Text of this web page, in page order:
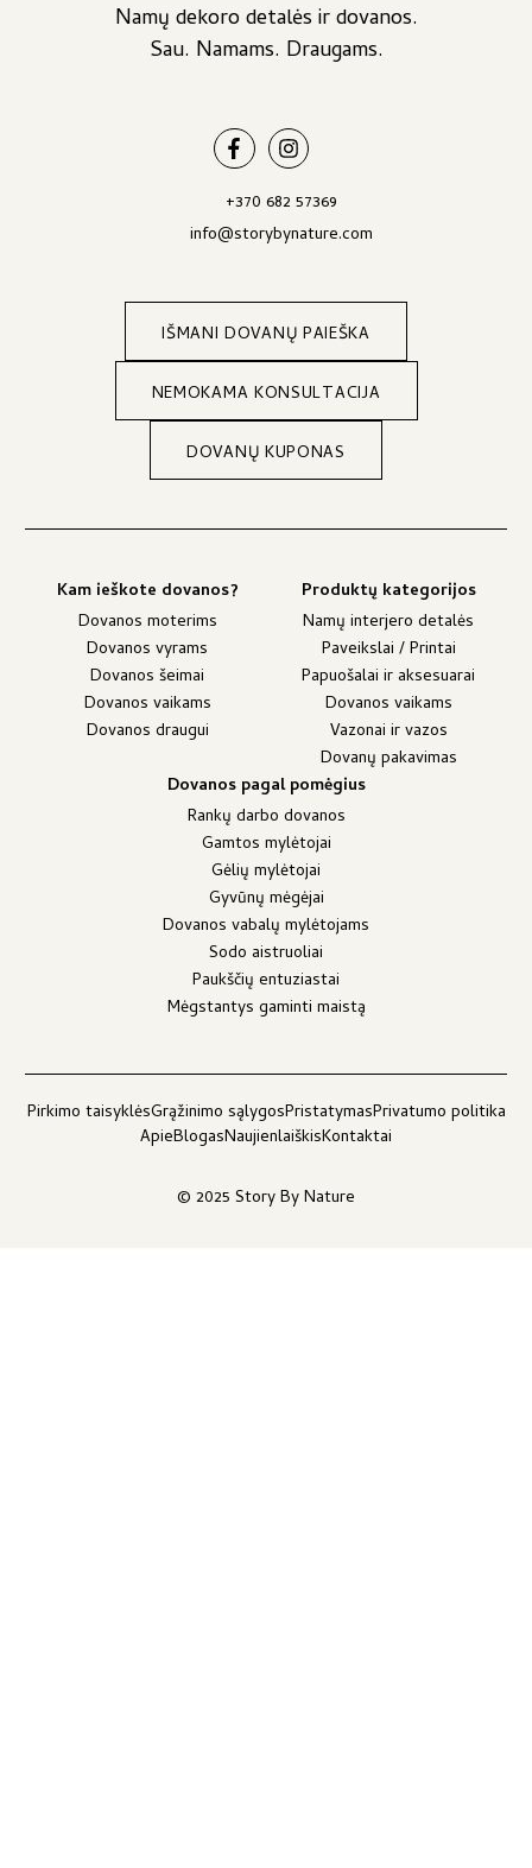
Namų dekoro detalės ir dovanos.
Sau. Namams. Draugams.
+370 682 57369
info@storybynature.com
IŠMANI DOVANŲ PAIEŠKA
NEMOKAMA KONSULTACIJA
DOVANŲ KUPONAS
Kam ieškote dovanos?
Dovanos moterims
Dovanos vyrams
Dovanos šeimai
Dovanos vaikams
Dovanos draugui
Produktų kategorijos
Namų interjero detalės
Paveikslai / Printai
Papuošalai ir aksesuarai
Dovanos vaikams
Vazonai ir vazos
Dovanų pakavimas
Dovanos pagal pomėgius
Rankų darbo dovanos
Gamtos mylėtojai
Gėlių mylėtojai
Gyvūnų mėgėjai
Dovanos vabalų mylėtojams
Sodo aistruoliai
Paukščių entuziastai
Mėgstantys gaminti maistą
© 2025 Story By Nature
Pirkimo taisyklėsGrąžinimo sąlygosPristatymasPrivatumo politika
ApieBlogasNaujienlaiškisKontaktai